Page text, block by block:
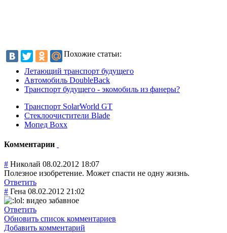
Похожие статьи:
Летающий транспорт будущего
Автомобиль DoubleBack
Транспорт будущего - экомобиль из фанеры?
Транспорт SolarWorld GT
Стеклоочистители Blade
Мопед Boxx
Комментарии
# Николай 08.02.2012 18:07
Полезное изобретение. Может спасти не одну жизнь.
Ответить
# Гена 08.02.2012 21:02
видео забавное
Ответить
Обновить список комментариев
Добавить комментарий